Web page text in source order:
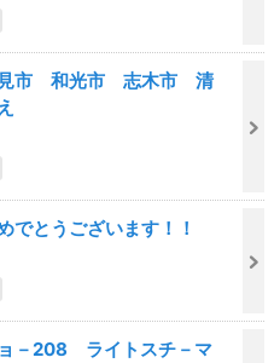
市 和光市 志木市 清
でとうございます！！
－208 ライトスチ－マ